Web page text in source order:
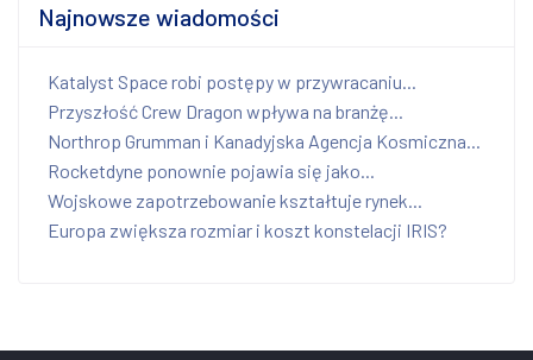
Najnowsze wiadomości
Katalyst Space robi postępy w przywracaniu...
Przyszłość Crew Dragon wpływa na branżę...
Northrop Grumman i Kanadyjska Agencja Kosmiczna...
Rocketdyne ponownie pojawia się jako...
Wojskowe zapotrzebowanie kształtuje rynek...
Europa zwiększa rozmiar i koszt konstelacji IRIS?